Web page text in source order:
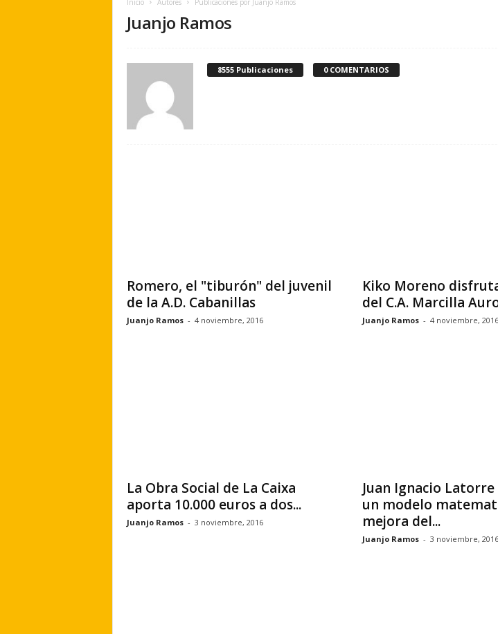
Inicio Autores Publicaciones por Juanjo Ramos
Juanjo Ramos
8555 Publicaciones 0 COMENTARIOS
Romero, el "tiburón" del juvenil
de la A.D. Cabanillas
Juanjo Ramos - 4 noviembre, 2016
Kiko Moreno
del C.A. Marcilla
Juanjo Ramos - 4 noviembre, 2016
La Obra Social de La Caixa
aporta 10.000 euros a dos...
Juanjo Ramos - 3 noviembre, 2016
Juan Ignacio
un modelo
mejora del...
Juanjo Ramos - 3 noviembre, 2016